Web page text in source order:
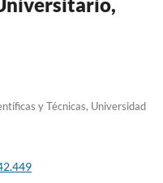
y Técnicas, Universidad